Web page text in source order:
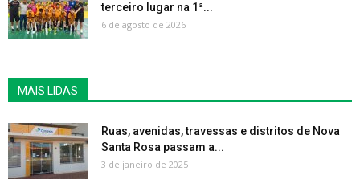
terceiro lugar na 1ª...
6 de agosto de 2026
MAIS LIDAS
Ruas, avenidas, travessas e distritos de Nova
Santa Rosa passam a...
3 de janeiro de 2025